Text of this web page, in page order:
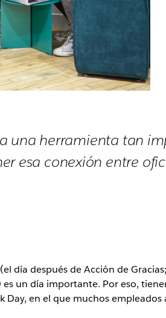
una herramienta tan
esa conexión entre
día después de Acción de
un día importante. Por eso,
Day, en el que muchos